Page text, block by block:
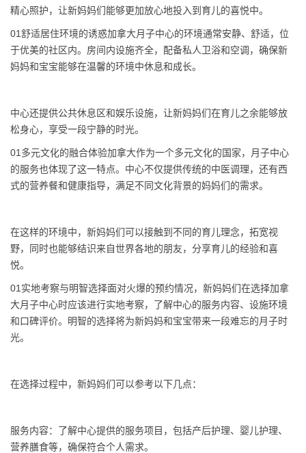
精心照护，让新妈妈们能够更加放心地投入到育儿的喜悦中。
01舒适居住环境的诱惑加拿大月子中心的环境通常安静、舒适，位
于优美的社区内。房间内设施齐全，配备私人卫浴和空调，确保新
妈妈和宝宝能够在温馨的环境中休息和成长。
中心还提供公共休息区和娱乐设施，让新妈妈们在育儿之余能够放
松身心，享受一段宁静的时光。
01多元文化的融合体验加拿大作为一个多元文化的国家，月子中心
的服务也体现了这一特点。中心不仅提供传统的中医调理，还有西
式的营养餐和健康指导，满足不同文化背景的妈妈们的需求。
在这样的环境中，新妈妈们可以接触到不同的育儿理念，拓宽视
野，同时也能够结识来自世界各地的朋友，分享育儿的经验和喜
悦。
01实地考察与明智选择面对火爆的预约情况，新妈妈们在选择加拿
大月子中心时应该进行实地考察，了解中心的服务内容、设施环境
和口碑评价。明智的选择将为新妈妈和宝宝带来一段难忘的月子时
光。
在选择过程中，新妈妈们可以参考以下几点：
服务内容：了解中心提供的服务项目，包括产后护理、婴儿护理、
营养膳食等，确保符合个人需求。